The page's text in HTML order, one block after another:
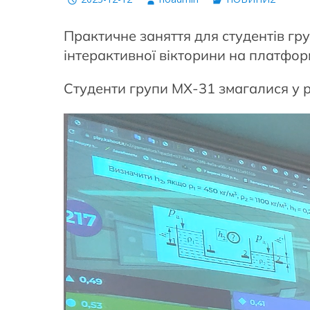
Практичне заняття для студентів
інтерактивної вікторини на
Студенти групи МХ-31 змагалися у